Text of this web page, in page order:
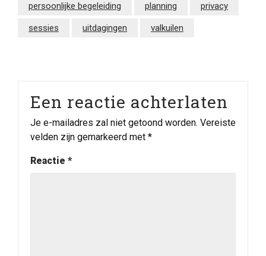
persoonlijke begeleiding planning privacy
sessies uitdagingen valkuilen
Een reactie achterlaten
Je e-mailadres zal niet getoond worden. Vereiste
velden zijn gemarkeerd met *
Reactie *